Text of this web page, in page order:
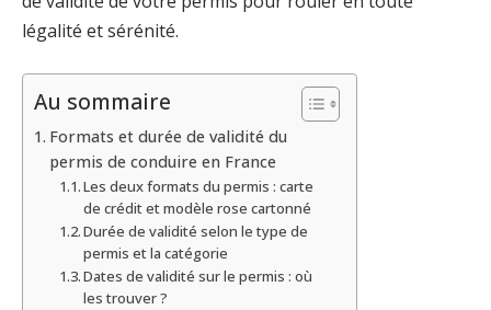
légalité et sérénité.
Au sommaire
Formats et durée de validité du
permis de conduire en France
Les deux formats du permis : carte
de crédit et modèle rose cartonné
Durée de validité selon le type de
permis et la catégorie
Dates de validité sur le permis : où
les trouver ?